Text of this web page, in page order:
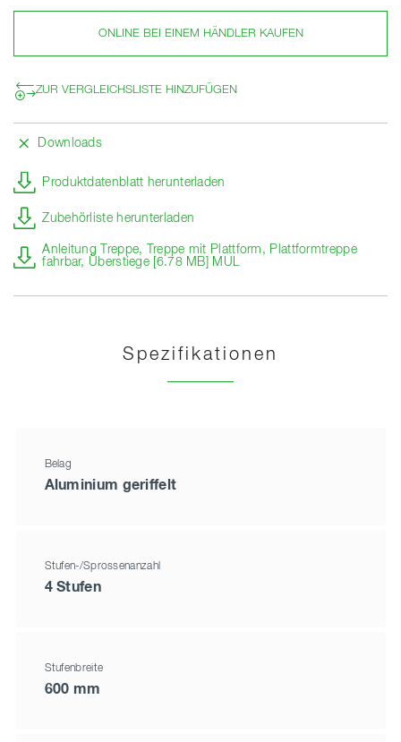
ONLINE BEI EINEM HÄNDLER KAUFEN
ZUR VERGLEICHSLISTE HINZUFÜGEN
Downloads
Produktdatenblatt herunterladen
Zubehörliste herunterladen
Anleitung Treppe, Treppe mit Plattform, Plattformtreppe
fahrbar, Überstiege [6.78 MB] MUL
Spezifikationen
Belag
Aluminium geriffelt
Stufen-/Sprossenanzahl
4 Stufen
Stufenbreite
600 mm